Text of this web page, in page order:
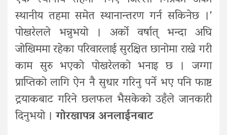
स्थानीय तहमा समेत स्थानान्तरण गर्न सकिनेछ ।’
पोखरेलले भन्नुभयो । अर्को वर्षात् भन्दा अघि
जोखिममा रहेका परिवारलाई सुरक्षित छानोमा राख्ने गरी
काम सुरु भएको पोखरेलको भनाइ छ । जग्गा
प्राप्तिको लागि ऐन नै सुधार गरिनु पर्ने भए पनि फाष्ट
ट्रयाकबाट गरिने छलफल भैसकेको उहँले जानकारी
दिनुभयो ।गोरखापत्र अनलाईनबाट